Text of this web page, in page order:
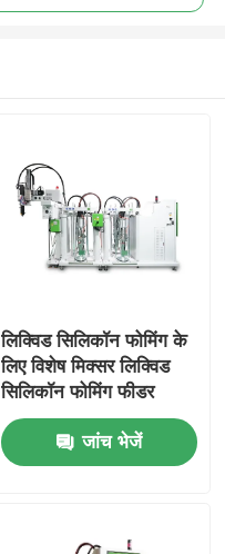
लिक्विड सिलिकॉन फोमिंग के
लिए विशेष मिक्सर लिक्विड
सिलिकॉन फोमिंग फीडर
मशीन
जांच भेजें